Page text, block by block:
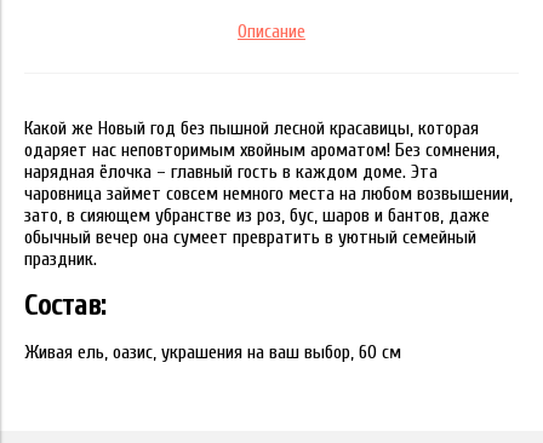
Описание
Какой же Новый год без пышной лесной красавицы, которая
одаряет нас неповторимым хвойным ароматом! Без сомнения,
нарядная ёлочка – главный гость в каждом доме. Эта
чаровница займет совсем немного места на любом возвышении,
зато, в сияющем убранстве из роз, бус, шаров и бантов, даже
обычный вечер она сумеет превратить в уютный семейный
праздник.
Состав:
Живая ель, оазис, украшения на ваш выбор, 60 см